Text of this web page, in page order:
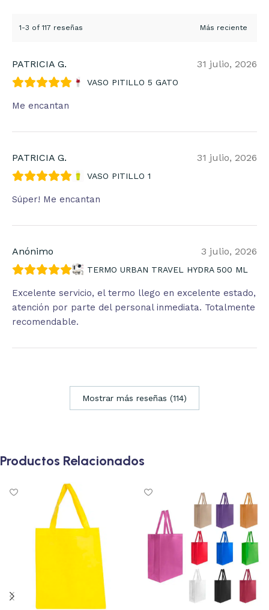
1-3 of 117 reseñas
PATRICIA G. 31 julio, 2026
VASO PITILLO 5 GATO
Me encantan
PATRICIA G. 31 julio, 2026
VASO PITILLO 1
Súper! Me encantan
Anónimo 3 julio, 2026
TERMO URBAN TRAVEL HYDRA 500 ML
Excelente servicio, el termo llego en excelente estado,
atención por parte del personal inmediata. Totalmente
recomendable.
Mostrar más reseñas (114)
Productos Relacionados